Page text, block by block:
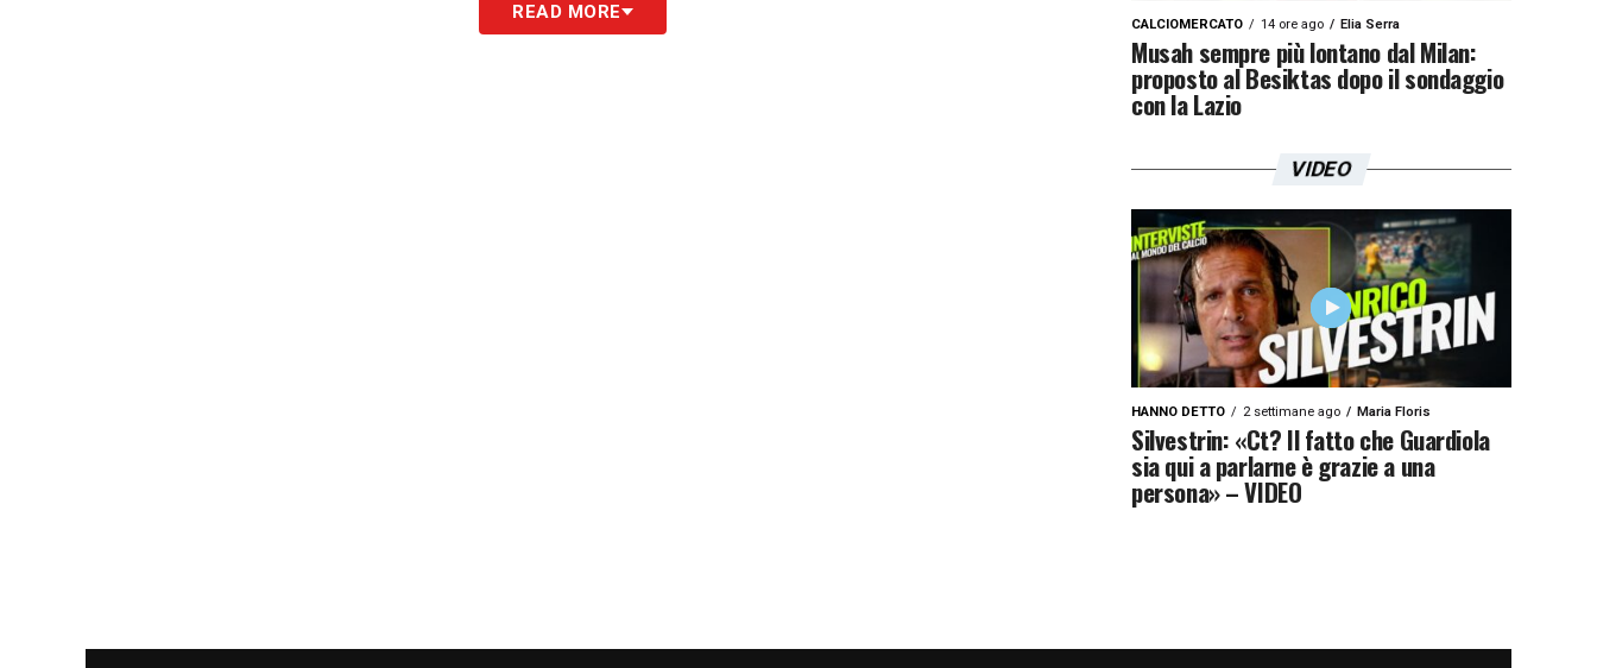
READ MORE
CALCIOMERCATO 14 ore ago Elia Serra
Musah sempre più lontano dal Milan:
proposto al Besiktas dopo il sondaggio
con la Lazio
VIDEO
HANNO DETTO 2 settimane ago Maria Floris
Silvestrin: «Ct? Il fatto che Guardiola
sia qui a parlarne è grazie a una
persona» – VIDEO